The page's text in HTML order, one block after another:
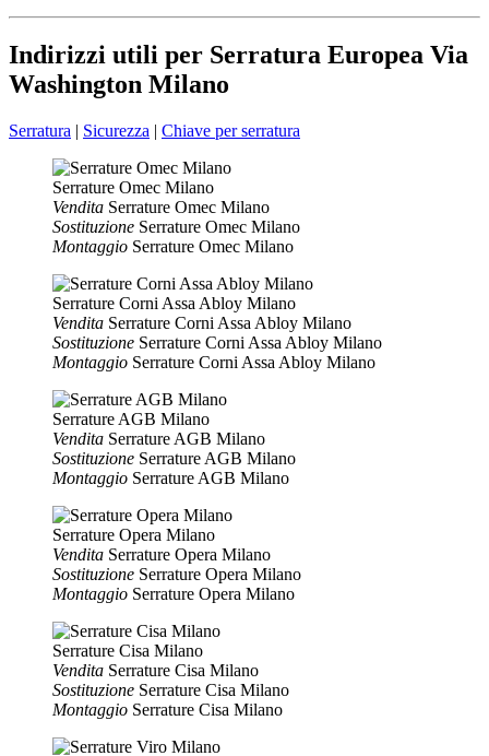
Indirizzi utili per Serratura Europea Via
Washington Milano
Serratura | Sicurezza | Chiave per serratura
Serrature Omec Milano
Vendita Serrature Omec Milano
Sostituzione Serrature Omec Milano
Montaggio Serrature Omec Milano
Serrature Corni Assa Abloy Milano
Vendita Serrature Corni Assa Abloy Milano
Sostituzione Serrature Corni Assa Abloy Milano
Montaggio Serrature Corni Assa Abloy Milano
Serrature AGB Milano
Vendita Serrature AGB Milano
Sostituzione Serrature AGB Milano
Montaggio Serrature AGB Milano
Serrature Opera Milano
Vendita Serrature Opera Milano
Sostituzione Serrature Opera Milano
Montaggio Serrature Opera Milano
Serrature Cisa Milano
Vendita Serrature Cisa Milano
Sostituzione Serrature Cisa Milano
Montaggio Serrature Cisa Milano